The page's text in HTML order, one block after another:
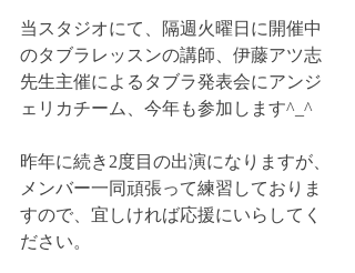
当スタジオにて、隔週火曜日に開催中
のタブラレッスンの講師、伊藤アツ志
先生主催によるタブラ発表会にアンジ
ェリカチーム、今年も参加します^_^
昨年に続き2度目の出演になりますが、
メンバー一同頑張って練習しておりま
すので、宜しければ応援にいらしてく
ださい。